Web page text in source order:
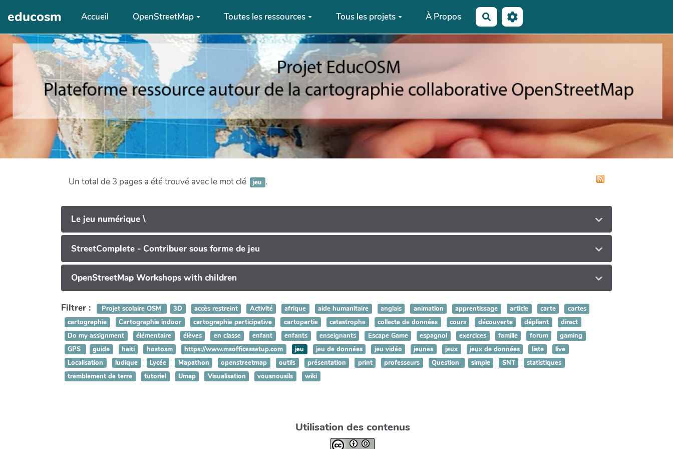
Aller au contenu principal
educosm Accueil OpenStreetMap Toutes les ressources Tous les projets À Propos Rechercher
Un total de 3 pages a été trouvé avec le mot clé jeu .
Le jeu numérique \
StreetComplete - Contribuer sous forme de jeu
OpenStreetMap Workshops with children
Filtrer : Projet scolaire OSM 3D accès restreint Activité afrique aide humanitaire anglais animation apprentissage article carte
cartes
cartographie
Cartographie indoor cartographie participative cartopartie catastrophe collecte de données cours découverte dépliant
direct
Do my assignment
élémentaire élèves en classe enfant enfants enseignants Escape Game espagnol exercices famille forum
gaming
GPS
guide haïti hostosm https://www.msofficessetup.com jeu jeu de données jeu vidéo jeunes jeux jeux de données liste
live
Localisation
ludique Lycée Mapathon openstreetmap outils présentation print professeurs Question simple SNT
statistiques
tremblement de terre
tutoriel Umap Visualisation vousnousils wiki
Utilisation des contenus